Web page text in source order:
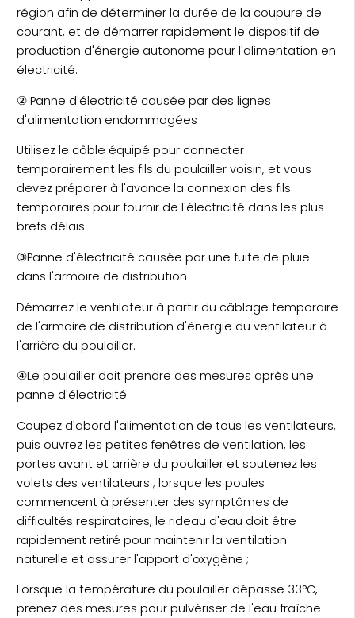
région afin de déterminer la durée de la coupure de
courant, et de démarrer rapidement le dispositif de
production d'énergie autonome pour l'alimentation en
électricité.
② Panne d'électricité causée par des lignes
d'alimentation endommagées
Utilisez le câble équipé pour connecter
temporairement les fils du poulailler voisin, et vous
devez préparer à l'avance la connexion des fils
temporaires pour fournir de l'électricité dans les plus
brefs délais.
③Panne d'électricité causée par une fuite de pluie
dans l'armoire de distribution
Démarrez le ventilateur à partir du câblage temporaire
de l'armoire de distribution d'énergie du ventilateur à
l'arrière du poulailler.
④Le poulailler doit prendre des mesures après une
panne d'électricité
Coupez d'abord l'alimentation de tous les ventilateurs,
puis ouvrez les petites fenêtres de ventilation, les
portes avant et arrière du poulailler et soutenez les
volets des ventilateurs ; lorsque les poules
commencent à présenter des symptômes de
difficultés respiratoires, le rideau d'eau doit être
rapidement retiré pour maintenir la ventilation
naturelle et assurer l'apport d'oxygène ;
Lorsque la température du poulailler dépasse 33°C,
prenez des mesures pour pulvériser de l'eau fraîche